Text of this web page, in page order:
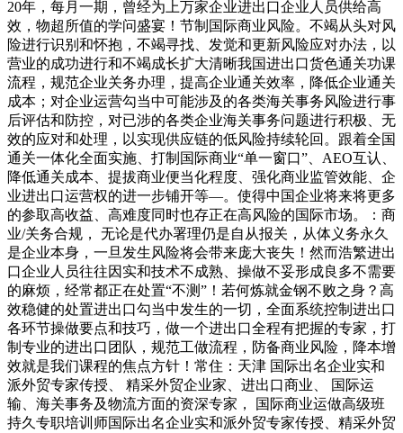
20年，每月一期，曾经为上万家企业进出口企业人员供给高
效，物超所值的学问盛宴！节制国际商业风险。不竭从头对风
险进行识别和怀抱，不竭寻找、发觉和更新风险应对办法，以
营业的成功进行和不竭成长扩大清晰我国进出口货色通关功课
流程，规范企业关务办理，提高企业通关效率，降低企业通关
成本；对企业运营勾当中可能涉及的各类海关事务风险进行事
后评估和防控，对已涉的各类企业海关事务问题进行积极、无
效的应对和处理，以实现供应链的低风险持续轮回。跟着全国
通关一体化全面实施、打制国际商业“单一窗口”、AEO互认、
降低通关成本、提拔商业便当化程度、强化商业监管效能、企
业进出口运营权的进一步铺开等—。使得中国企业将来将更多
的参取高收益、高难度同时也存正在高风险的国际市场。：商
业/关务合规， 无论是代办署理仍是自从报关，从体义务永久
是企业本身，一旦发生风险将会带来庞大丧失！然而浩繁进出
口企业人员往往因实和技术不成熟、操做不妥形成良多不需要
的麻烦，经常都正在处置“不测”！若何炼就金钢不败之身？高
效稳健的处置进出口勾当中发生的一切，全面系统控制进出口
各环节操做要点和技巧，做一个进出口全程有把握的专家，打
制专业的进出口团队，规范工做流程，防备商业风险，降本增
效就是我们课程的焦点方针！常住：天津 国际出名企业实和
派外贸专家传授、 精采外贸企业家、进出口商业、 国际运
输、海关事务及物流方面的资深专家， 国际商业运做高级班
持久专职培训师国际出名企业实和派外贸专家传授、精采外贸